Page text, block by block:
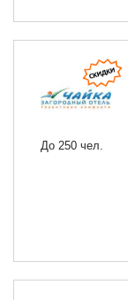
До 250 чел.